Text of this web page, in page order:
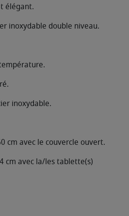
élégant.
inoxydable double niveau.
inoxydable.
cm avec le couvercle ouvert.
cm avec la/les tablette(s)